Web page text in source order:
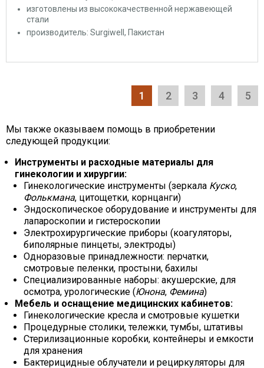
изготовлены из высококачественной нержавеющей
стали
производитель: Surgiwell, Пакистан
1 2 3 4 5
Мы также оказываем помощь в приобретении
следующей продукции:
Инструменты и расходные материалы для
гинекологии и хирургии:
Гинекологические инструменты (зеркала Куско,
Фолькмана, цитощетки, корнцанги)
Эндоскопическое оборудование и инструменты для
лапароскопии и гистероскопии
Электрохирургические приборы (коагуляторы,
биполярные пинцеты, электроды)
Одноразовые принадлежности: перчатки,
смотровые пеленки, простыни, бахилы
Специализированные наборы: акушерские, для
осмотра, урологические (Юнона, Фемина)
Мебель и оснащение медицинских кабинетов:
Гинекологические кресла и смотровые кушетки
Процедурные столики, тележки, тумбы, штативы
Стерилизационные коробки, контейнеры и емкости
для хранения
Бактерицидные облучатели и рециркуляторы для